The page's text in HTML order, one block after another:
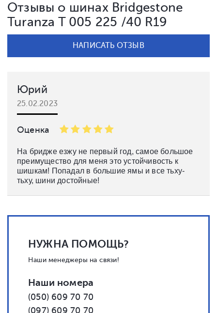
Отзывы о шинах Bridgestone
Turanza T 005 225 /40 R19
НАПИСАТЬ ОТЗЫВ
Юрий
25.02.2023
Оценка
На бридже езжу не первый год, самое большое
преимущество для меня это устойчивость к
шишкам! Попадал в большие ямы и все тьху-
тьху, шини достойные!
НУЖНА ПОМОЩЬ?
Наши менеджеры на связи!
Наши номера
(050) 609 70 70
(097) 609 70 70